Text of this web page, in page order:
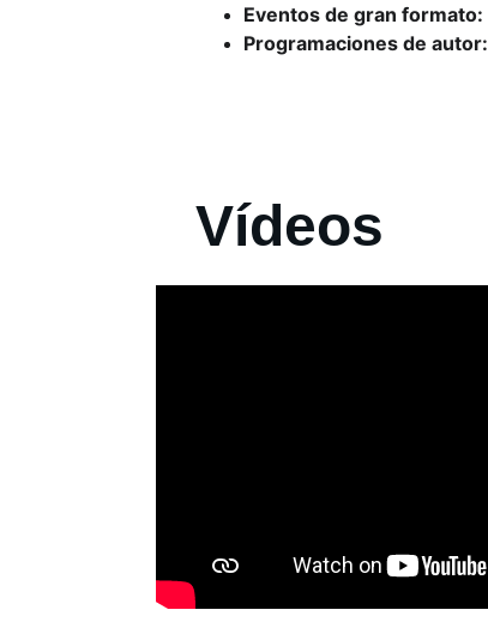
Eventos de gran formato:
Programaciones de autor:
Vídeos